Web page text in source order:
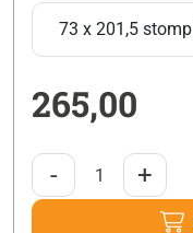
265,00
- +